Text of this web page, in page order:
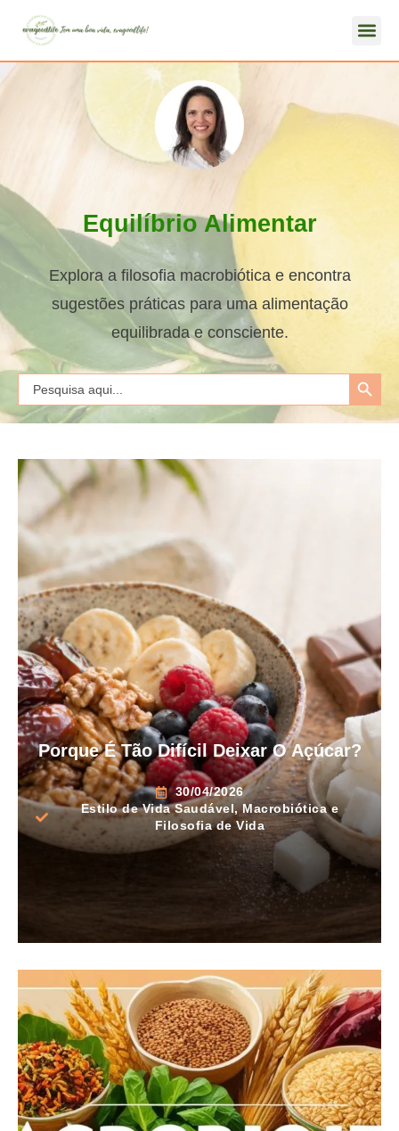
Equilíbrio Alimentar
Explora a filosofia macrobiótica e encontra
sugestões práticas para uma alimentação
equilibrada e consciente.
Search
for:
Search Button
Porque É Tão Difícil Deixar O Açúcar?
30/04/2026
Estilo de Vida Saudável,Macrobiótica e
Filosofia de Vida